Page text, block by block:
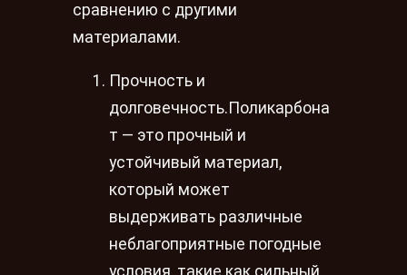
сравнению с другими
материалами.
Прочность и
долговечность.Поликарбона
т — это прочный и
устойчивый материал,
который может
выдерживать различные
неблагоприятные погодные
условия, такие как сильный